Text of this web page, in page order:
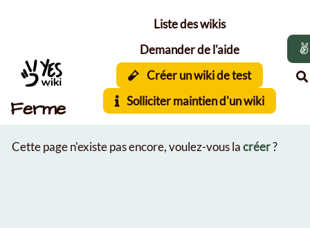
Ferme
Liste des wikis
Demander de l'aide
Créer un wiki de test
Solliciter maintien d'un wiki
Cette page n'existe pas encore, voulez-vous lacréer?